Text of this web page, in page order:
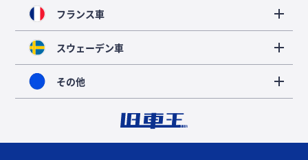
フランス車
スウェーデン車
その他